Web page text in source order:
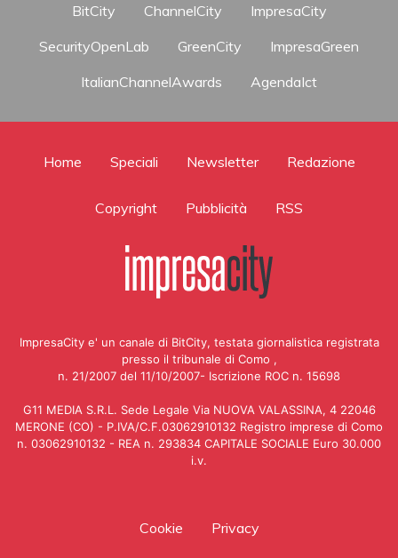
BitCity ChannelCity
ImpresaCity
SecurityOpenLab
GreenCity
ImpresaGreen
ItalianChannelAwards
AgendaIct
Home Speciali Newsletter Redazione
Copyright Pubblicità RSS
ImpresaCity e' un canale di BitCity, testata giornalistica registrata
presso il tribunale di Como ,
n. 21/2007 del 11/10/2007- Iscrizione ROC n. 15698
G11 MEDIA S.R.L. Sede Legale Via NUOVA VALASSINA, 4 22046
MERONE (CO) - P.IVA/C.F.03062910132 Registro imprese di Como
n. 03062910132 - REA n. 293834 CAPITALE SOCIALE Euro 30.000
i.v.
Cookie Privacy